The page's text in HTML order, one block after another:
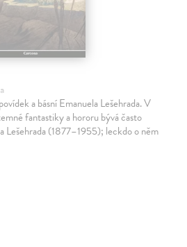
a básní Emanuela Lešehrada. V
fantastiky a hororu bývá často
Lešehrada (1877–1955); leckdo o něm